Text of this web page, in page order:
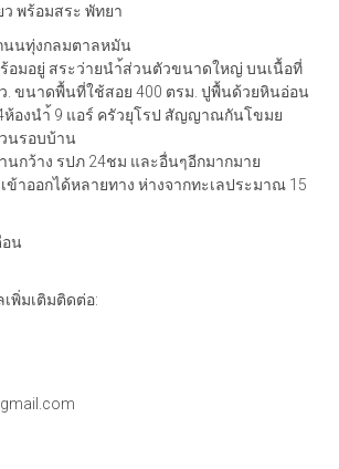
ว พร้อมสระ พัทยา
นนทุ่งกลมตาลหมัน
อมอยู่ สระว่ายนำ้ส่วนตัวขนาดใหญ่ บนเนื้อที่
. ขนาดพื้นที่ใช้สอย 400 ตรม. ปูพื้นด้วยหินอ่อน
ห้องนำ้ 9 แอร์ ครัวยุโรป สัญญาณกันโขมย
วนรอบบ้าน
กว้าง รปภ 24ชม และอื่นๆอีกมากมาย
ข้าออกได้หลายทาง ห่างจากทะเลประมาณ 15
อน
พิ่มเติมติดต่อ: